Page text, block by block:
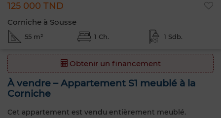
125 000 TND
Corniche à Sousse
55 m² 1 Ch. 1 Sdb.
Obtenir un financement
À vendre – Appartement S1 meublé à la
Corniche
Cet appartement est vendu entièrement meublé.